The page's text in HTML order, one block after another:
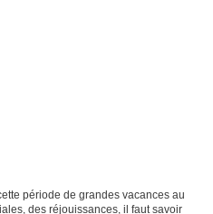
période de grandes vacances au
des réjouissances, il faut savoir